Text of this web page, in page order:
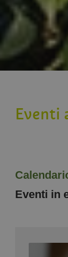
Eventi
Eventi in